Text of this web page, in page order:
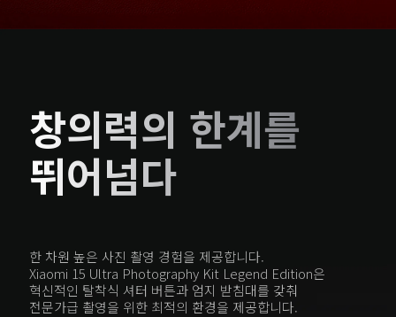
창의력의 한계를
뛰어넘다
한 차원 높은 사진 촬영 경험을 제공합니다.
Xiaomi 15 Ultra Photography Kit Legend Edition은
혁신적인 탈착식 셔터 버튼과 엄지 받침대를 갖춰
전문가급 촬영을 위한 최적의 환경을 제공합니다.